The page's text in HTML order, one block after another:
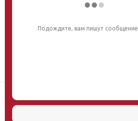
Научная школа
Подождите, вам пишут сообщение